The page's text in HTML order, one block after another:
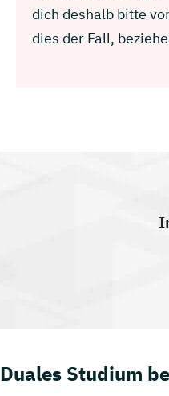
dich deshalb bitte
dies der Fall,
Duales Studium